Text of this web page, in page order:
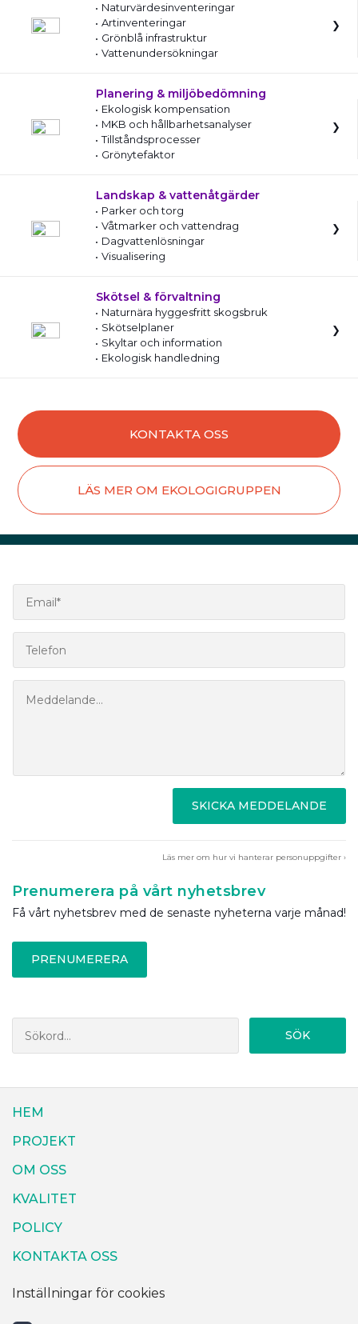
Naturvärdesinventeringar
Artinventeringar
Grönblå infrastruktur
Vattenundersökningar
Planering & miljöbedömning
Ekologisk kompensation
MKB och hållbarhetsanalyser
Tillståndsprocesser
Grönytefaktor
Landskap & vattenåtgärder
Parker och torg
Våtmarker och vattendrag
Dagvattenlösningar
Visualisering
Skötsel & förvaltning
Naturnära hyggesfritt skogsbruk
Skötselplaner
Skyltar och information
Ekologisk handledning
KONTAKTA OSS
LÄS MER OM EKOLOGIGRUPPEN
SKICKA MEDDELANDE
Läs mer om hur vi hanterar personuppgifter ›
Prenumerera på vårt nyhetsbrev
Få vårt nyhetsbrev med de senaste nyheterna varje månad!
PRENUMERERA
SÖK
HEM
PROJEKT
OM OSS
KVALITET
POLICY
KONTAKTA OSS
Inställningar för cookies